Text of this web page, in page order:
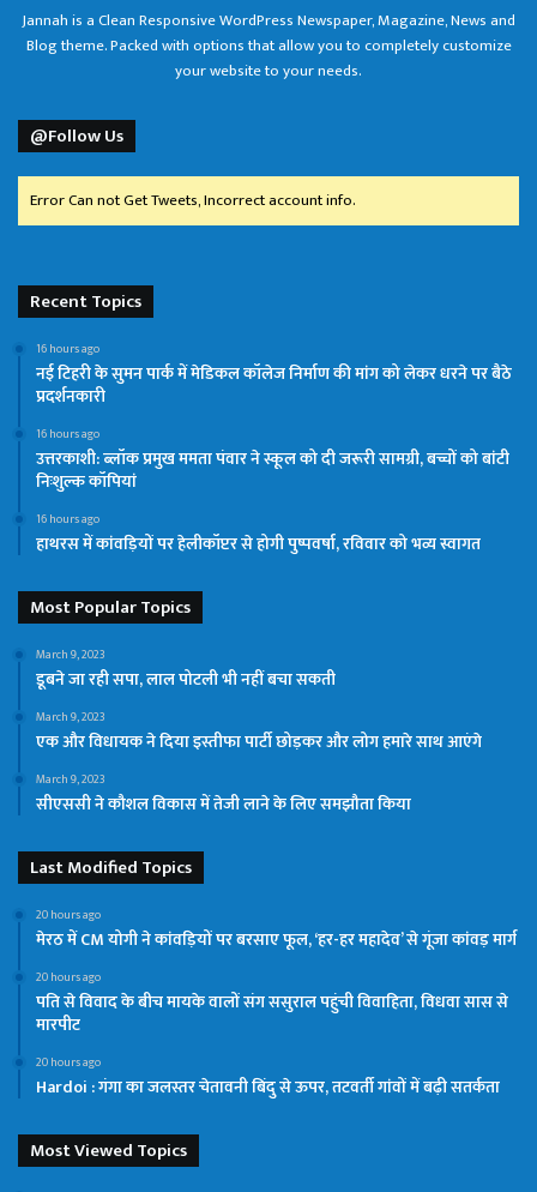
Jannah is a Clean Responsive WordPress Newspaper, Magazine, News and
Blog theme. Packed with options that allow you to completely customize
your website to your needs.
@Follow Us
Error Can not Get Tweets, Incorrect account info.
Recent Topics
16 hours ago
नई टिहरी के सुमन पार्क में मेडिकल कॉलेज निर्माण की मांग को लेकर धरने पर बैठे
प्रदर्शनकारी
16 hours ago
उत्तरकाशी: ब्लॉक प्रमुख ममता पंवार ने स्कूल को दी जरूरी सामग्री, बच्चों को बांटी
निःशुल्क कॉपियां
16 hours ago
हाथरस में कांवड़ियों पर हेलीकॉप्टर से होगी पुष्पवर्षा, रविवार को भव्य स्वागत
Most Popular Topics
March 9, 2023
डूबने जा रही सपा, लाल पोटली भी नहीं बचा सकती
March 9, 2023
एक और विधायक ने दिया इस्तीफा पार्टी छोड़कर और लोग हमारे साथ आएंगे
March 9, 2023
सीएससी ने कौशल विकास में तेजी लाने के लिए समझौता किया
Last Modified Topics
20 hours ago
मेरठ में CM योगी ने कांवड़ियों पर बरसाए फूल, ‘हर-हर महादेव’ से गूंजा कांवड़ मार्ग
20 hours ago
पति से विवाद के बीच मायके वालों संग ससुराल पहुंची विवाहिता, विधवा सास से
मारपीट
20 hours ago
Hardoi : गंगा का जलस्तर चेतावनी बिंदु से ऊपर, तटवर्ती गांवों में बढ़ी सतर्कता
Most Viewed Topics